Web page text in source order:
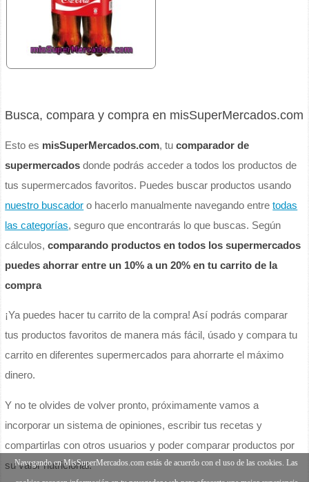
Busca, compara y compra en misSuperMercados.com
Esto es misSuperMercados.com, tucomparador de
supermercados donde podrás acceder a todos los productos de
tus supermercados favoritos. Puedes buscar productos usando
nuestro buscador o hacerlo manualmente navegando entretodas
las categorías, seguro que encontrarás lo que buscas. Según
cálculos,comparando productos en todos los supermercados
puedes ahorrar entre un 10% a un 20% en tu carrito de la
compra
¡Ya puedes hacer tu carrito de la compra! Así podrás comparar
tus productos favoritos de manera más fácil, úsado y compara tu
carrito en diferentes supermercados para ahorrarte el máximo
dinero.
Y no te olvides de volver pronto, próximamente vamos a
incorporar un sistema de opiniones, escribir tus recetas y
compartirlas con otros usuarios y poder comparar productos por
su valor nutricional.
Navegando en MisSuperMercados.com estás de acuerdo con el uso de las cookies. Las